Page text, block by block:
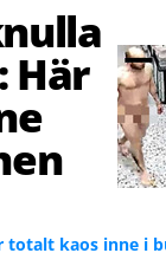
Här
totalt kaos inne i